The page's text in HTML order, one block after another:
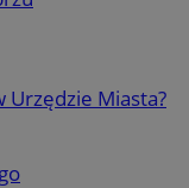
Urzędzie Miasta?